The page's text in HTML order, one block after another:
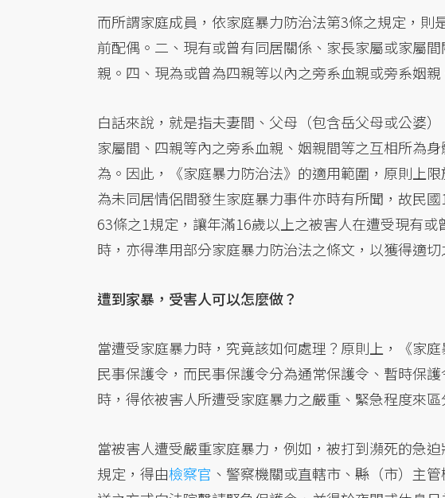
而所謂家庭成員，依家庭暴力防治法第3條之規定，
前配偶。二、現有或曾有同居關係、家長家屬或家屬
親。四、現為或曾為四親等以內之旁系血親或旁系姻親
白話來說，就是指夫妻間、父母（包含岳父母或公婆
家屬間、四親等內之旁系血親、姻親間等之互相所為
為。因此，《家庭暴力防治法》的適用範圍，原則上
為未同居情侶間發生家庭暴力事件亦時有所聞，故民
63條之1規定，讓年滿16歲以上之被害人在遭受現有
時，亦得準用部分家庭暴力防治法之條文，以獲得適切
遭到家暴，受害人可以怎麼做？
當遭受家庭暴力時，究竟該如何處理？原則上，《家
民事保護令，而民事保護令分為通常保護令、暫時保
時，得依被害人所遭受家庭暴力之嚴重、緊急程度來區
當被害人遭受嚴重家庭暴力，例如，被打到瀕死的急
規定，得由檢察官 、警察機關或直轄市、縣（市）主